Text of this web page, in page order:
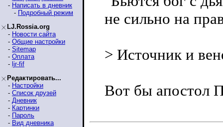
- Написать в дневник
- Подробный режим
LJ.Rossia.org
- Новости сайта
- Общие настройки
- Sitemap
- Оплата
- ljr-fif
Редактировать...
- Настройки
- Список друзей
- Дневник
- Картинки
- Пароль
- Вид дневника
не сильно на
> Источник и
Вот бы апостол